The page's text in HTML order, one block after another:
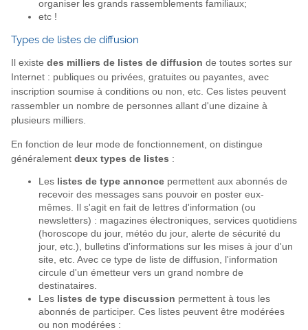
organiser les grands rassemblements familiaux;
etc !
Types de listes de diffusion
Il existe des milliers de listes de diffusion de toutes sortes sur
Internet : publiques ou privées, gratuites ou payantes, avec
inscription soumise à conditions ou non, etc. Ces listes peuvent
rassembler un nombre de personnes allant d'une dizaine à
plusieurs milliers.
En fonction de leur mode de fonctionnement, on distingue
généralement deux types de listes :
Les listes de type annonce permettent aux abonnés de
recevoir des messages sans pouvoir en poster eux-
mêmes. Il s'agit en fait de lettres d'information (ou
newsletters) : magazines électroniques, services quotidiens
(horoscope du jour, météo du jour, alerte de sécurité du
jour, etc.), bulletins d'informations sur les mises à jour d'un
site, etc. Avec ce type de liste de diffusion, l'information
circule d'un émetteur vers un grand nombre de
destinataires.
Les listes de type discussion permettent à tous les
abonnés de participer. Ces listes peuvent être modérées
ou non modérées :